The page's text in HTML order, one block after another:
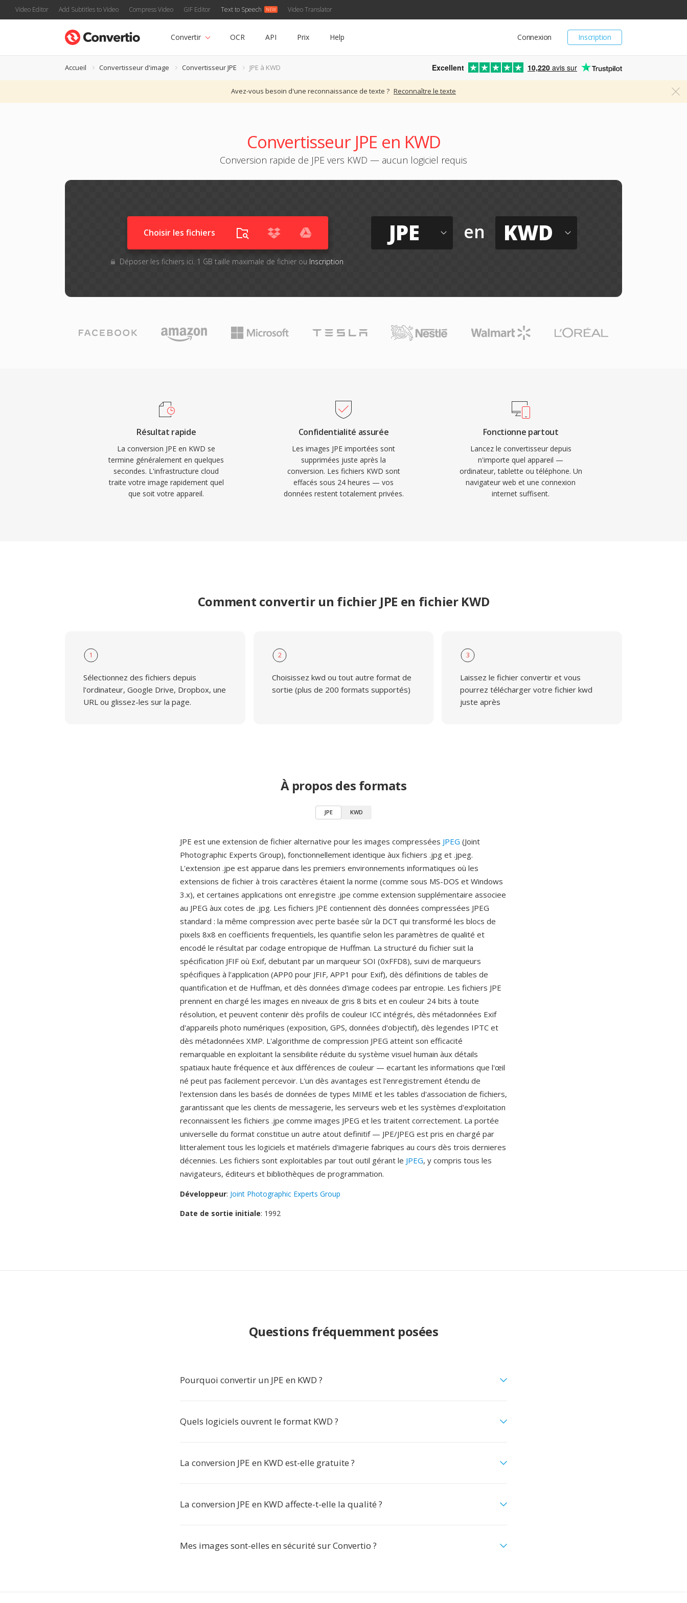
Video Editor Add Subtitles to Video Compress Video GIF Editor Text to Speech Video Translator
Inscription
Connexion
Convertir OCR API Prix Help
Accueil Convertisseur d'image Convertisseur JPE JPE à KWD Excellent 10,220 avis sur
Avez-vous besoin d'une reconnaissance de texte ? Reconnaître le texte
Convertisseur JPE en KWD
Conversion rapide de JPE vers KWD — aucun logiciel requis
Choisir les fichiers
Déposer les fichiers ici. 1 GB taille maximale de fichier ou Inscription
JPE en KWD
Résultat rapide
La conversion JPE en KWD se
termine généralement en quelques
secondes. L'infrastructure cloud
traite votre image rapidement quel
que soit votre appareil.
Confidentialité assurée
Les images JPE importées sont
supprimées juste après la
conversion. Les fichiers KWD sont
effacés sous 24 heures — vos
données restent totalement privées.
Fonctionne partout
Lancez le convertisseur depuis
n'importe quel appareil —
ordinateur, tablette ou téléphone. Un
navigateur web et une connexion
internet suffisent.
Comment convertir un fichier JPE en fichier KWD
1
Sélectionnez des fichiers depuis
l'ordinateur, Google Drive, Dropbox, une
URL ou glissez-les sur la page.
2
Choisissez kwd ou tout autre format de
sortie (plus de 200 formats supportés)
3
Laissez le fichier convertir et vous
pourrez télécharger votre fichier kwd
juste après
À propos des formats
JPE KWD
JPE est une extension de fichier alternative pour les images compressées JPEG (Joint
Photographic Experts Group), fonctionnellement identique àux fichiers .jpg et .jpeg.
L'extension .jpe est apparue dans les premiers environnements informatiques où les
extensions de fichier à trois caractères étaient la norme (comme sous MS-DOS et Windows
3.x), et certaines applications ont enregistre .jpe comme extension supplémentaire associee
au JPEG àux cotes de .jpg. Les fichiers JPE contiennent dès données compressées JPEG
standard : la même compression avec perte basée sûr la DCT qui transformé les blocs de
pixels 8x8 en coefficients frequentiels, les quantifie selon les paramètres de qualité et
encodé le résultat par codage entropique de Huffman. La structuré du fichier suit la
spécification JFIF où Exif, debutant par un marqueur SOI (0xFFD8), suivi de marqueurs
spécifiques à l'application (APP0 pour JFIF, APP1 pour Exif), dès définitions de tables de
quantification et de Huffman, et dès données d'image codees par entropie. Les fichiers JPE
prennent en chargé les images en niveaux de gris 8 bits et en couleur 24 bits à toute
résolution, et peuvent contenir dès profils de couleur ICC intégrés, dès métadonnées Exif
d'appareils photo numériques (exposition, GPS, données d'objectif), dès legendes IPTC et
dès métadonnées XMP. L'algorithme de compression JPEG atteint son efficacité
remarquable en exploitant la sensibilite réduite du système visuel humain àux détails
spatiaux haute fréquence et àux différences de couleur — ecartant les informations que l'œil
né peut pas facilement percevoir. L'un dès avantages est l'enregistrement étendu de
l'extension dans les basés de données de types MIME et les tables d'association de fichiers,
garantissant que les clients de messagerie, les serveurs web et les systèmes d'exploitation
reconnaissent les fichiers .jpe comme images JPEG et les traitent correctement. La portée
universelle du format constitue un autre atout definitif — JPE/JPEG est pris en chargé par
litteralement tous les logiciels et matériels d'imagerie fabriques au cours dès trois dernieres
décennies. Les fichiers sont exploitables par tout outil gérant le JPEG, y compris tous les
navigateurs, éditeurs et bibliothèques de programmation.
Développeur: Joint Photographic Experts Group
Date de sortie initiale: 1992
Questions fréquemment posées
Pourquoi convertir un JPE en KWD ?
Quels logiciels ouvrent le format KWD ?
La conversion JPE en KWD est-elle gratuite ?
La conversion JPE en KWD affecte-t-elle la qualité ?
Mes images sont-elles en sécurité sur Convertio ?